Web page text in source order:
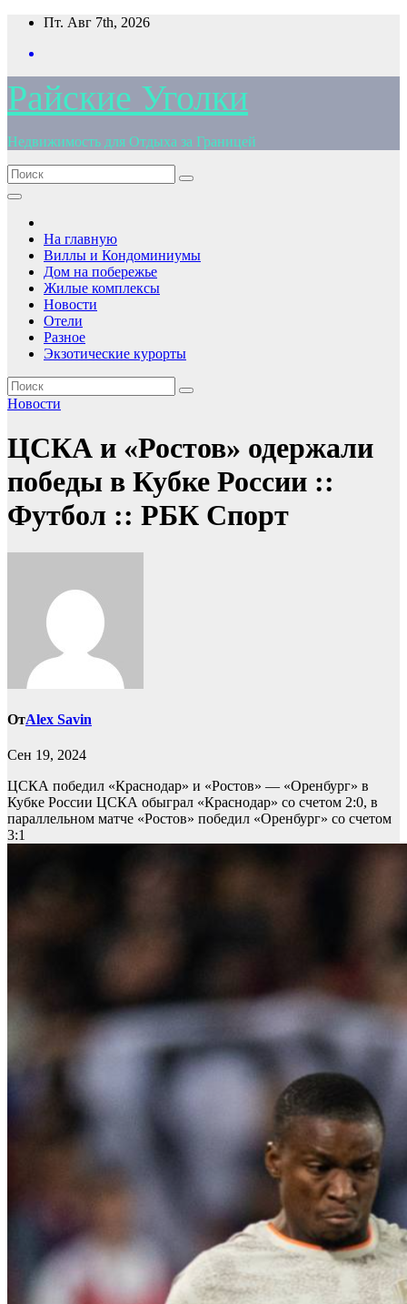
Перейти
содержимому
Пт. Авг 7th, 2026
Райские Уголки
Недвижимость для Отдыха за Границей
На главную
Виллы и Кондоминиумы
Дом на побережье
Жилые комплексы
Новости
Отели
Разное
Экзотические курорты
Новости
ЦСКА и «Ростов» одержали
победы в Кубке России ::
Футбол :: РБК Спорт
ОтAlex Savin
Сен 19, 2024
ЦСКА победил «Краснодар» и «Ростов» — «Оренбург» в
Кубке России ЦСКА обыграл «Краснодар» со счетом 2:0, в
параллельном матче «Ростов» победил «Оренбург» со счетом
3:1